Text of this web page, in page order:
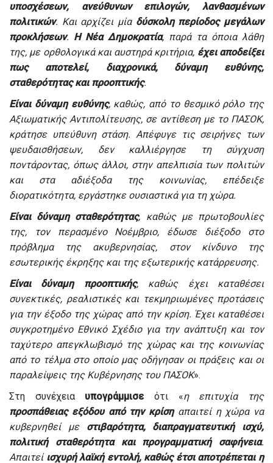
υποσχέσεων, ανεύθυνων επιλογών, λανθασμένων
πολιτικών. Και αρχίζει μία δύσκολη περίοδος μεγάλων
προκλήσεων. Η Νέα Δημοκρατία, παρά τα όποια λάθη
της, με ορθολογικά και αυστηρά κριτήρια, έχει αποδείξει
πως αποτελεί, διαχρονικά, δύναμη ευθύνης,
σταθερότητας και προοπτικής.
Είναι δύναμη ευθύνης, καθώς, από το θεσμικό ρόλο της
Αξιωματικής Αντιπολίτευσης, σε αντίθεση με το ΠΑΣΟΚ,
κράτησε υπεύθυνη στάση. Απέφυγε τις σειρήνες των
ψευδαισθήσεων, δεν καλλιέργησε τη σύγχυση
ποντάροντας, όπως άλλοι, στην απελπισία των πολιτών
και στα αδιέξοδα της κοινωνίας, επέδειξε
διορατικότητα, εργάστηκε ουσιαστικά για τη χώρα.
Είναι δύναμη σταθερότητας, καθώς με πρωτοβουλίες
της, τον περασμένο Νοέμβριο, έδωσε διέξοδο στο
πρόβλημα της ακυβερνησίας, στον κίνδυνο της
εσωτερικής έκρηξης και της εξωτερικής κατάρρευσης.
Είναι δύναμη προοπτικής, καθώς έχει καταθέσει
συνεκτικές, ρεαλιστικές και τεκμηριωμένες προτάσεις
για την έξοδο της χώρας από την κρίση. Έχει καταθέσει
συγκροτημένο Εθνικό Σχέδιο για την ανάπτυξη και τον
ταχύτερο απεγκλωβισμό της χώρας και της κοινωνίας
από το τέλμα στο οποίο μας οδήγησαν οι πράξεις και οι
παραλείψεις της Κυβέρνησης του ΠΑΣΟΚ».
Στη συνέχεια υπογράμμισε ότι «η επιτυχία της
προσπάθειας εξόδου από την κρίσηαπαιτεί η χώρα να
κυβερνηθεί με στιβαρότητα, διαπραγματευτική ισχύ,
πολιτική σταθερότητα και προγραμματική σαφήνεια.
Απαιτεί ισχυρή λαϊκή εντολή, καθώς έτσι αποτρέπεται η